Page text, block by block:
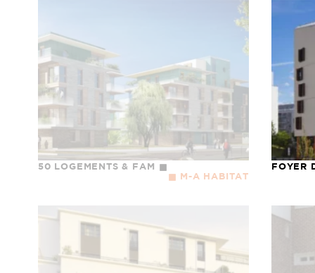
50 LOGEMENTS & FAM
M-A HABITAT
FOYER